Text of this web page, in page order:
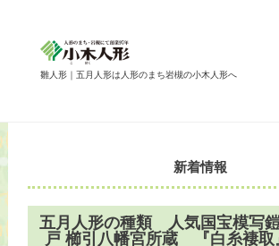
雛人形｜五月人形は人形のまち岩槻の小木人形へ
新着情報
五月人形の種類 人気国宝模写
戸 櫛引八幡宮所蔵 『白糸褄取